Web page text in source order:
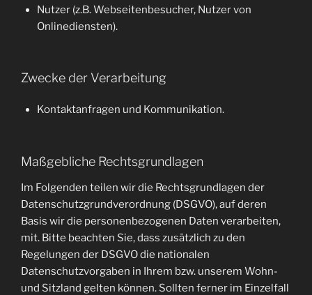
Nutzer (z.B. Webseitenbesucher, Nutzer von
Onlinediensten).
Zwecke der Verarbeitung
Kontaktanfragen und Kommunikation.
Maßgebliche Rechtsgrundlagen
Im Folgenden teilen wir die Rechtsgrundlagen der
Datenschutzgrundverordnung (DSGVO), auf deren
Basis wir die personenbezogenen Daten verarbeiten,
mit. Bitte beachten Sie, dass zusätzlich zu den
Regelungen der DSGVO die nationalen
Datenschutzvorgaben in Ihrem bzw. unserem Wohn-
und Sitzland gelten können. Sollten ferner im Einzelfall